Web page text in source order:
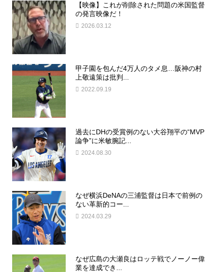
【映像】これが削除された問題の米国監督
の発言映像だ！
2026.03.12
甲子園を包んだ4万人のタメ息…阪神の村
上敬遠策は批判...
2022.09.19
過去にDHの受賞例のない大谷翔平の“MVP
論争”に米敏腕記...
2024.08.30
なぜ横浜DeNAの三浦監督は日本で前例の
ない革新的コー...
2024.03.29
なぜ広島の大瀬良はロッテ戦でノーノー偉
業を達成でき...